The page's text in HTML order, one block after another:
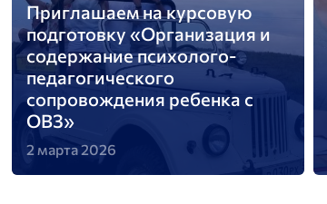
Приглашаем на курсовую
подготовку «Организация и
содержание психолого-
педагогического
сопровождения ребенка с
ОВЗ»
2 марта 2026